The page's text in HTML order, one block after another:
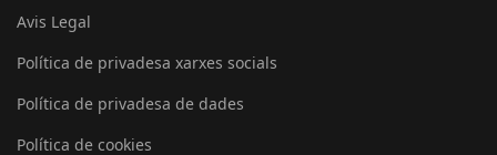
Avis Legal
Política de privadesa xarxes socials
Política de privadesa de dades
Política de cookies